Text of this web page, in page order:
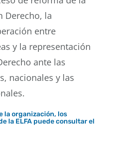
Derecho, la
entre
y la representación
ante las
nacionales y las
la organización, los
la ELFA puede consultar el